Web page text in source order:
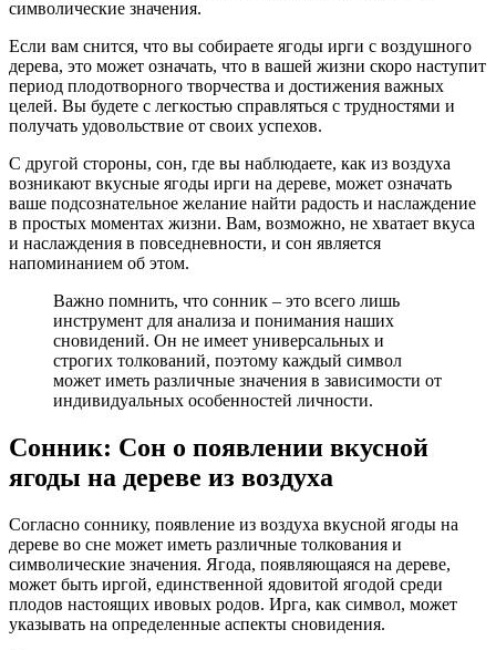
символические значения.
Если вам снится, что вы собираете ягоды ирги с воздушного
дерева, это может означать, что в вашей жизни скоро наступит
период плодотворного творчества и достижения важных
целей. Вы будете с легкостью справляться с трудностями и
получать удовольствие от своих успехов.
С другой стороны, сон, где вы наблюдаете, как из воздуха
возникают вкусные ягоды ирги на дереве, может означать
ваше подсознательное желание найти радость и наслаждение
в простых моментах жизни. Вам, возможно, не хватает вкуса
и наслаждения в повседневности, и сон является
напоминанием об этом.
Важно помнить, что сонник – это всего лишь
инструмент для анализа и понимания наших
сновидений. Он не имеет универсальных и
строгих толкований, поэтому каждый символ
может иметь различные значения в зависимости от
индивидуальных особенностей личности.
Сонник: Сон о появлении вкусной
ягоды на дереве из воздуха
Согласно соннику, появление из воздуха вкусной ягоды на
дереве во сне может иметь различные толкования и
символические значения. Ягода, появляющаяся на дереве,
может быть иргой, единственной ядовитой ягодой среди
плодов настоящих ивовых родов. Ирга, как символ, может
указывать на определенные аспекты сновидения.